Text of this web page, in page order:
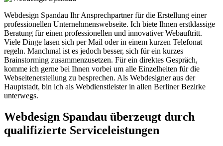
Webdesign Spandau Ihr Ansprechpartner für die Erstellung einer
professionellen Unternehmenswebseite. Ich biete Ihnen erstklassige
Beratung für einen professionellen und innovativer Webauftritt.
Viele Dinge lasen sich per Mail oder in einem kurzen Telefonat
regeln. Manchmal ist es jedoch besser, sich für ein kurzes
Brainstorming zusammenzusetzen. Für ein direktes Gespräch,
komme ich gerne bei Ihnen vorbei um alle Einzelheiten für die
Webseitenerstellung zu besprechen. Als Webdesigner aus der
Hauptstadt, bin ich als Webdienstleister in allen Berliner Bezirke
unterwegs.
Webdesign Spandau überzeugt durch
qualifizierte Serviceleistungen